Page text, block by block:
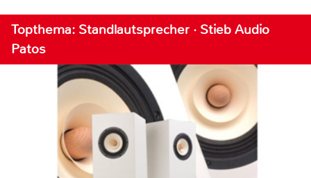
Topthema: Standlautsprecher · Stieb Audio
Patos